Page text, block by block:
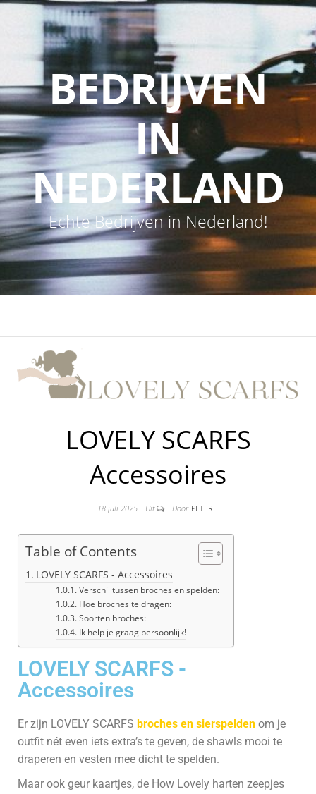
BEDRIJVEN
IN
NEDERLAND
Echte Bedrijven in Nederland!
LOVELY SCARFS
Accessoires
18 juli 2025 Uit Door PETER
Table of Contents
LOVELY SCARFS - Accessoires
Verschil tussen broches en spelden:
Hoe broches te dragen:
Soorten broches:
Ik help je graag persoonlijk!
LOVELY SCARFS -
Accessoires
Er zijn LOVELY SCARFS broches en sierspelden om je
outfit nét even iets extra’s te geven, de shawls mooi te
draperen en vesten mee dicht te spelden.
Maar ook geur kaartjes, de How Lovely harten zeepjes